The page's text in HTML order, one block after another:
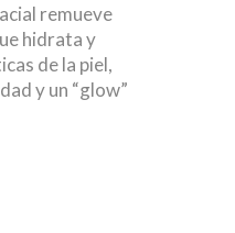
remueve
hidrata y
de la piel,
y un “glow”